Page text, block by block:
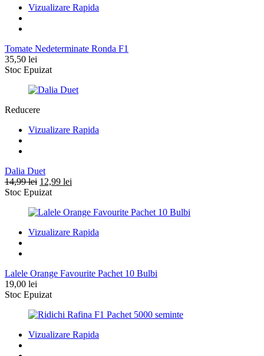
Vizualizare Rapida
Tomate Nedeterminate Ronda F1
35,50 lei
Stoc Epuizat
Reducere
Vizualizare Rapida
Dalia Duet
14,99lei Prețul
inițial
fost:
12,99 lei
12,99 lei.
Stoc Epuizat
Vizualizare Rapida
Lalele Orange Favourite Pachet 10 Bulbi
19,00 lei
Stoc Epuizat
Vizualizare Rapida